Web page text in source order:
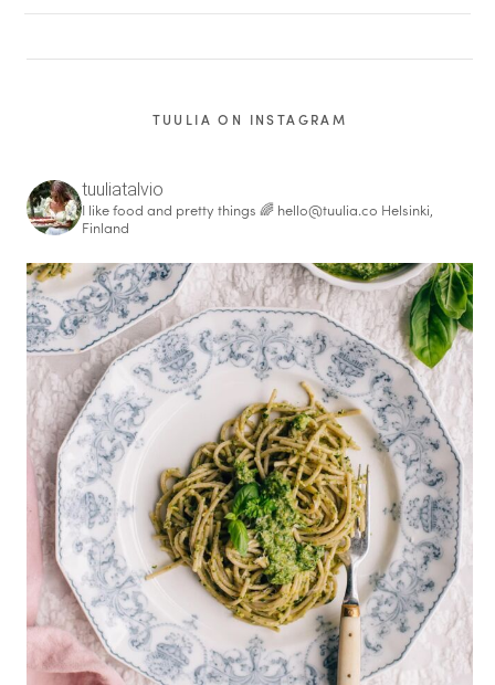
TUULIA ON INSTAGRAM
tuuliatalvio
I like food and pretty things 🌈 hello@tuulia.co Helsinki,
Finland